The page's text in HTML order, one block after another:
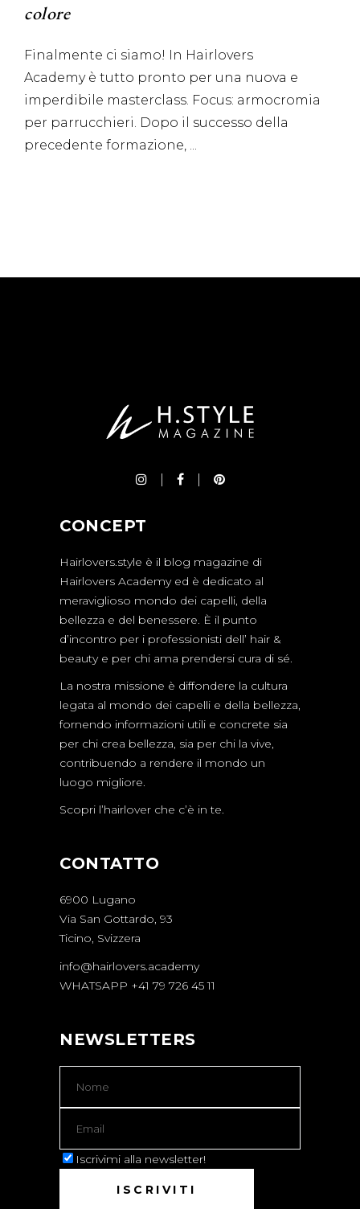
colore
Finalmente ci siamo! In Hairlovers
Academy è tutto pronto per una nuova e
imperdibile masterclass. Focus: armocromia
per parrucchieri. Dopo il successo della
precedente formazione,
CONCEPT
Hairlovers.style è il blog magazine di
Hairlovers Academy ed è dedicato al
meraviglioso mondo dei capelli, della
bellezza e del benessere. È il punto
d’incontro per i professionisti dell’ hair &
beauty e per chi ama prendersi cura di sé.
La nostra missione è diffondere la cultura
legata al mondo dei capelli e della bellezza,
fornendo informazioni utili e concrete sia
per chi crea bellezza, sia per chi la vive,
contribuendo a rendere il mondo un
luogo migliore.
Scopri l’hairlover che c’è in te.
CONTATTO
6900 Lugano
Via San Gottardo, 93
Ticino, Svizzera
info@hairlovers.academy
WHATSAPP +41 79 726 45 11
NEWSLETTERS
Iscrivimi alla newsletter!